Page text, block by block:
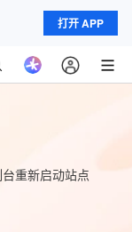
打开 APP
重新启动站点